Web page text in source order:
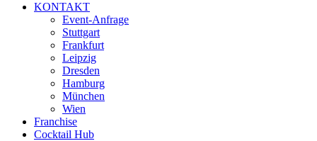
KONTAKT
Event-Anfrage
Stuttgart
Frankfurt
Leipzig
Dresden
Hamburg
München
Wien
Franchise
Cocktail Hub